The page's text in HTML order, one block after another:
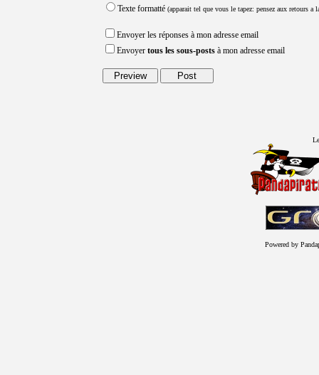
Texte formatté (apparait tel que vous le tapez: pensez aux retours a
Envoyer les réponses à mon adresse email
Envoyer tous les sous-posts à mon adresse email
Powered by